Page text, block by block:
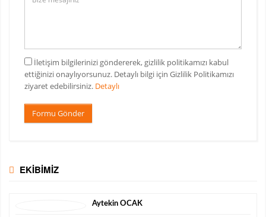
İletişim bilgilerinizi göndererek, gizlilik politikamızı kabul
ettiğinizi onaylıyorsunuz. Detaylı bilgi için Gizlilik Politikamızı
ziyaret edebilirsiniz. Detaylı
Formu Gönder
EKİBİMİZ
Aytekin OCAK